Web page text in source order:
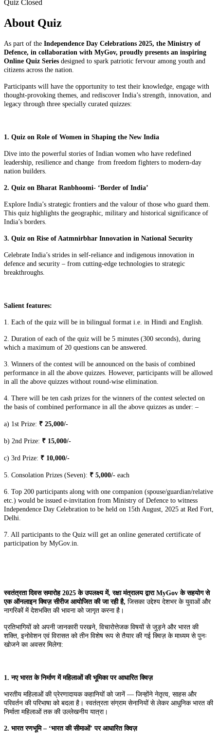
Quiz Closed
About Quiz
As part of the Independence Day Celebrations 2025, the Ministry of
Defence, in collaboration with MyGov, proudly presents an inspiring
Online Quiz Series designed to spark patriotic fervour among youth and
citizens across the nation.
Participants will have the opportunity to test their knowledge, engage with
thought-provoking themes, and rediscover India’s strength, innovation, and
legacy through three specially curated quizzes:
1. Quiz on Role of Women in Shaping the New India
Dive into the powerful stories of Indian women who have redefined
leadership, resilience and change from freedom fighters to modern-day
nation builders.
2. Quiz on Bharat Ranbhoomi- ‘Border of India’
Explore India’s strategic frontiers and the valour of those who guard them.
This quiz highlights the geographic, military and historical significance of
India’s borders.
3. Quiz on Rise of Aatmnirbhar Innovation in National Security
Celebrate India’s strides in self-reliance and indigenous innovation in
defence and security – from cutting-edge technologies to strategic
breakthroughs.
Salient features:
1. Each of the quiz will be in bilingual format i.e. in Hindi and English.
2. Duration of each of the quiz will be 5 minutes (300 seconds), during
which a maximum of 20 questions can be answered.
3. Winners of the contest will be announced on the basis of combined
performance in all the above quizzes. However, participants will be allowed
in all the above quizzes without round-wise elimination.
4. There will be ten cash prizes for the winners of the contest selected on
the basis of combined performance in all the above quizzes as under: –
a) 1st Prize: ₹ 25,000/-
b) 2nd Prize: ₹ 15,000/-
c) 3rd Prize: ₹ 10,000/-
5. Consolation Prizes (Seven): ₹ 5,000/- each
6. Top 200 participants along with one companion (spouse/guardian/relative
etc.) would be issued e-invitation from Ministry of Defence to witness
Independence Day Celebration to be held on 15th August, 2025 at Red Fort,
Delhi.
7. All participants to the Quiz will get an online generated certificate of
participation by MyGov.in.
स्वतंत्रता दिवस समारोह 2025 के उपलक्ष्य में, रक्षा मंत्रालय द्वारा MyGov के सहयोग से
एक ऑनलाइन क्विज़ सीरीज आयोजित की जा रही है, जिसका उद्देश्य देशभर के युवाओं और
नागरिकों में देशभक्ति की भावना को जागृत करना है।
प्रतिभागियों को अपनी जानकारी परखने, विचारोत्तेजक विषयों से जुड़ने और भारत की
शक्ति, इनोवेशन एवं विरासत को तीन विशेष रूप से तैयार की गई क्विज़ के माध्यम से पुनः
खोजने का अवसर मिलेगा:
1. नए भारत के निर्माण में महिलाओं की भूमिका पर आधारित क्विज़
भारतीय महिलाओं की प्रेरणादायक कहानियों को जानें — जिन्होंने नेतृत्व, साहस और
परिवर्तन की परिभाषा को बदला है। स्वतंत्रता संग्राम सेनानियों से लेकर आधुनिक भारत की
निर्माता महिलाओं तक की उल्लेखनीय यात्रा।
2. भारत रणभूमि – ‘भारत की सीमाओं’ पर आधारित क्विज़